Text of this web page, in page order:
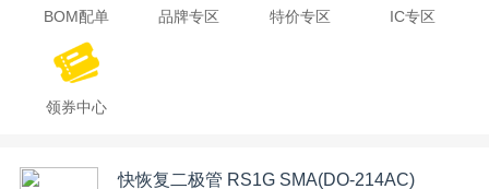
BOM配单 品牌专区 特价专区 IC专区
领券中心
快恢复二极管 RS1G SMA(DO-214AC)